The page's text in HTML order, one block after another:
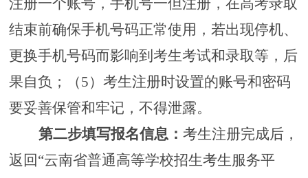
注册一个账号，手机号一但注册，在高考录取
结束前确保手机号码正常使用，若出现停机、
更换手机号码而影响到考生考试和录取等，后
果自负；（5）考生注册时设置的账号和密码
要妥善保管和牢记，不得泄露。
第二步填写报名信息： 考生注册完成后，
返回 “云南省普通高等学校招生考生服务平